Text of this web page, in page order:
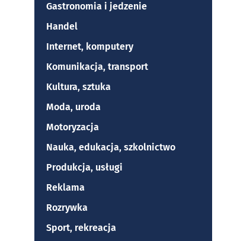
Gastronomia i jedzenie
Handel
Internet, komputery
Komunikacja, transport
Kultura, sztuka
Moda, uroda
Motoryzacja
Nauka, edukacja, szkolnictwo
Produkcja, usługi
Reklama
Rozrywka
Sport, rekreacja